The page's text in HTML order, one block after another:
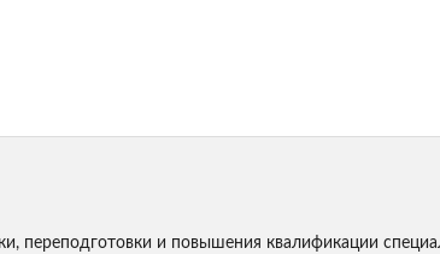
переподготовки и повышения квалификации